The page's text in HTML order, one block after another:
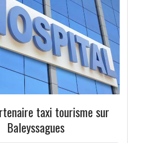
taxi tourisme sur
Baleyssagues